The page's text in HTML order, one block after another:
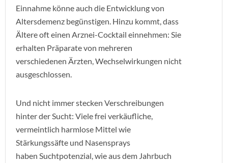
Einnahme könne auch die Entwicklung von
Altersdemenz begünstigen. Hinzu kommt, dass
Ältere oft einen Arznei-Cocktail einnehmen: Sie
erhalten Präparate von mehreren
verschiedenen Ärzten, Wechselwirkungen nicht
ausgeschlossen.
Und nicht immer stecken Verschreibungen
hinter der Sucht: Viele frei verkäufliche,
vermeintlich harmlose Mittel wie
Stärkungssäfte und Nasensprays
haben Suchtpotenzial, wie aus dem Jahrbuch